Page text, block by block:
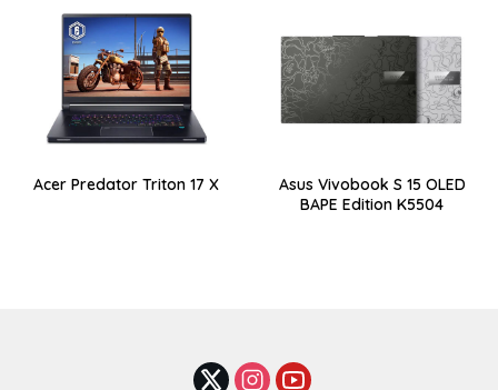
Acer Predator Triton 17 X
Asus Vivobook S 15 OLED
BAPE Edition K5504